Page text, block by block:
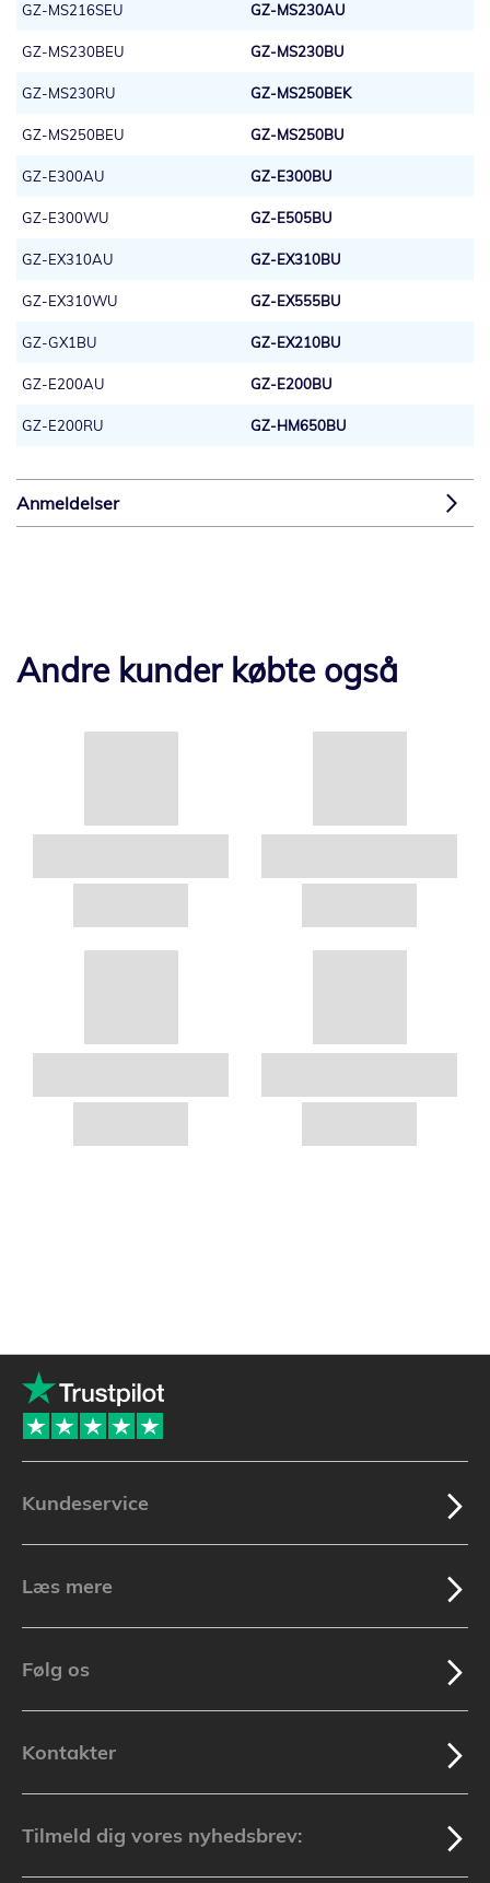
GZ-MS216SEU GZ-MS230AU
GZ-MS230BEU GZ-MS230BU
GZ-MS230RU GZ-MS250BEK
GZ-MS250BEU GZ-MS250BU
GZ-E300AU GZ-E300BU
GZ-E300WU GZ-E505BU
GZ-EX310AU GZ-EX310BU
GZ-EX310WU GZ-EX555BU
GZ-GX1BU GZ-EX210BU
GZ-E200AU GZ-E200BU
GZ-E200RU GZ-HM650BU
Anmeldelser
Andre kunder købte også
Kundeservice
Læs mere
Følg os
Kontakter
Tilmeld dig vores nyhedsbrev: